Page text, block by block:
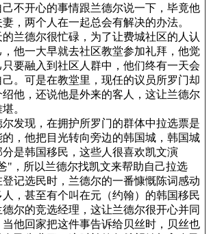
己不开心的事情跟兰德尔说一下，毕竟他
，两个人在一起总会有解决的办法。
兰德尔很忙碌，为了让费城社区的人认
，他一大早就去社区教堂参加礼拜，他觉
只要融入到社区人群中，他们终有一天会
己。可是在教堂里，现任的议员所罗门却
绍他，还说他是外来的客人，这让兰德尔
。
发现，在拥护所罗门的群体中拉选票是
的，他把目光转向旁边的韩国城，韩国城
分是韩国移民，这些人很喜欢凯文演
"，所以兰德尔找凯文来帮助自己拉选
登记选民时，兰德尔的一番慷慨陈词感动
人，甚至有个叫在元（约翰）的韩国移民
尔的竞选经理，这让兰德尔很开心并同
当他回家把这件事告诉给贝丝时，贝丝也